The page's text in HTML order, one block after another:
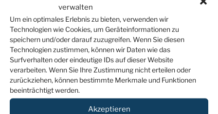
verwalten
Um ein optimales Erlebnis zu bieten, verwenden wir
Technologien wie Cookies, um Geräteinformationen zu
speichern und/oder darauf zuzugreifen. Wenn Sie diesen
Technologien zustimmen, können wir Daten wie das
Surfverhalten oder eindeutige IDs auf dieser Website
verarbeiten. Wenn Sie Ihre Zustimmung nicht erteilen oder
zurückziehen, können bestimmte Merkmale und Funktionen
beeinträchtigt werden.
Akzeptieren
Liza Grundig
Koordinationsassistentin Teilnehmenden- und
Veranstaltungsmanagement
Tel.: +49 (0)176 46 66 85 19
Mail:liza.grundig@jsd.de
Samia Abdul al
Projektassistentin Finanzen